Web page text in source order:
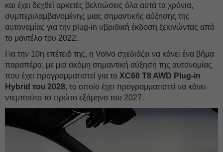
και έχει δεχθεί αρκετές βελτιώσεις όλα αυτά τα χρόνια,
συμπεριλαμβανομένης μιας σημαντικής αύξησης της
αυτονομίας για την plug-in υβριδική έκδοση ξεκινώντας από
το μοντέλο του 2022.
Για την 10η επέτειό της, η Volvo σχεδιάζει να κάνει ένα βήμα
παραπέρα, με μια ακόμη σημαντική αύξηση της αυτονομίας
που έχει προγραμματιστεί για το XC60 T8 AWD Plug-in
Hybrid του 2028, το οποίο έχει προγραμματιστεί να κάνει
ντεμπούτο το πρώτο εξάμηνο του 2027.